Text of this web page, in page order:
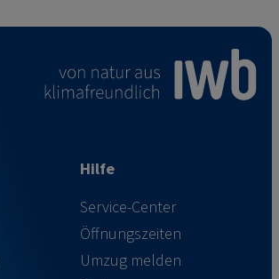
Hilfe
Service-Center
Öffnungszeiten
Umzug melden